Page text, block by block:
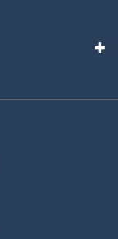
Instagram